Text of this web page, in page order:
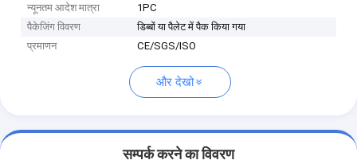
न्यूनतम आदेश मात्रा
1PC
पैकेजिंग विवरण
डिब्बों या पैलेट में पैक किया गया
प्रमाणन
CE/SGS/ISO
और देखो
सम्पर्क करने का विवरण